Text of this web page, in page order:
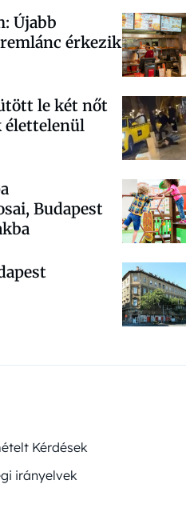
Újabb
érkezik
le két nőt
élettelenül
Budapest
Kérdések
irányelvek